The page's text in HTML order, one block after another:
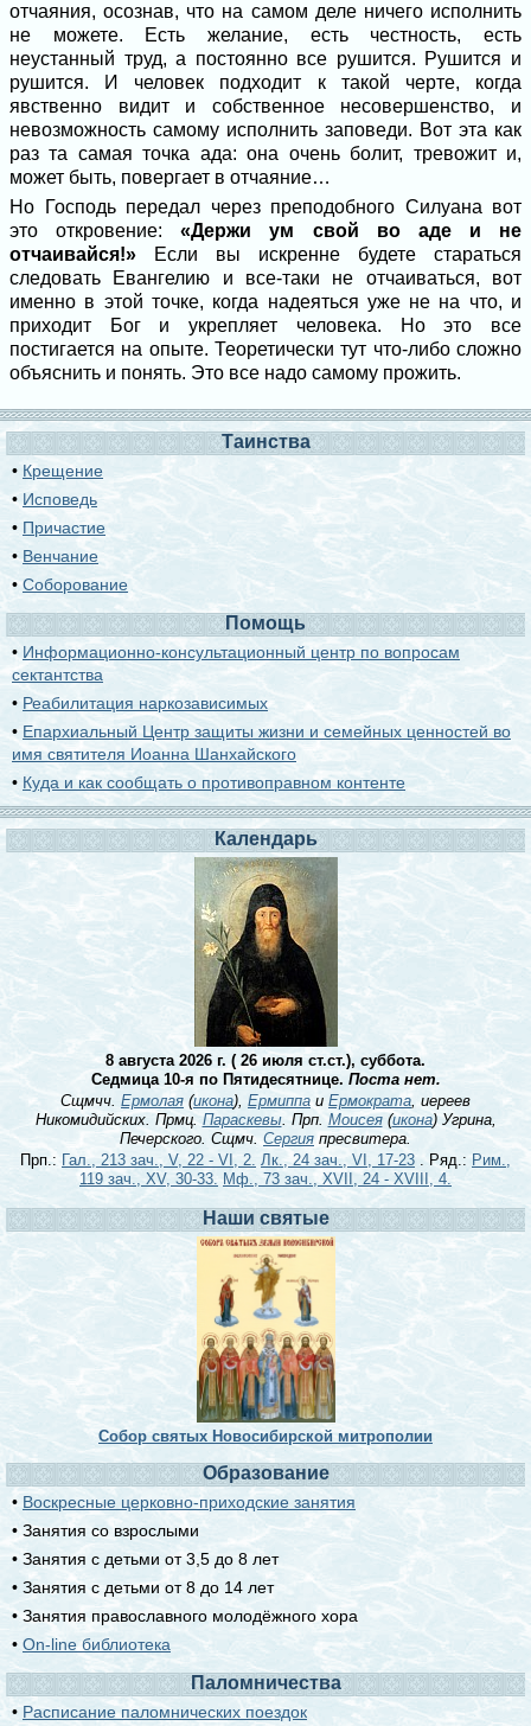
отчаяния, осознав, что на самом деле ничего исполнить
не можете. Есть желание, есть честность, есть
неустанный труд, а постоянно все рушится. Рушится и
рушится. И человек подходит к такой черте, когда
явственно видит и собственное несовершенство, и
невозможность самому исполнить заповеди. Вот эта как
раз та самая точка ада: она очень болит, тревожит и,
может быть, повергает в отчаяние…
Но Господь передал через преподобного Силуана вот
это откровение:«Держи ум свой во аде и не
отчаивайся!» Если вы искренне будете стараться
следовать Евангелию и все-таки не отчаиваться, вот
именно в этой точке, когда надеяться уже не на что, и
приходит Бог и укрепляет человека. Но это все
постигается на опыте. Теоретически тут что-либо сложно
объяснить и понять. Это все надо самому прожить.
Таинства
• Крещение
• Исповедь
• Причастие
• Венчание
•Соборование
Помощь
• Информационно-консультационный центр по вопросам
сектантства
• Реабилитация наркозависимых
• Епархиальный Центр защиты жизни и семейных ценностей во
имя святителя Иоанна Шанхайского
• Куда и как сообщать о противоправном контенте
Календарь
8 августа 2026 г. ( 26 июля ст.ст.), суббота.
Седмица 10-я по Пятидесятнице. Поста нет.
Сщмчч. Ермолая (икона), Ермиппаи Ермократа, иереев
Никомидийских. Прмц.Параскевы. Прп. Моисея(икона) Угрина,
Печерского. Сщмч. Сергия пресвитера.
Прп.: Гал., 213 зач., V, 22 - VI, 2. Лк., 24 зач., VI, 17-23 . Ряд.: Рим.,
119 зач., XV, 30-33. Мф., 73 зач., XVII, 24 - XVIII, 4.
Наши святые
Собор святых Новосибирской митрополии
Образование
• Воскресные церковно-приходские занятия
• Занятия со взрослыми
• Занятия с детьми от 3,5 до 8 лет
• Занятия с детьми от 8 до 14 лет
• Занятия православного молодёжного хора
• On-line библиотека
Паломничества
• Расписание паломнических поездок